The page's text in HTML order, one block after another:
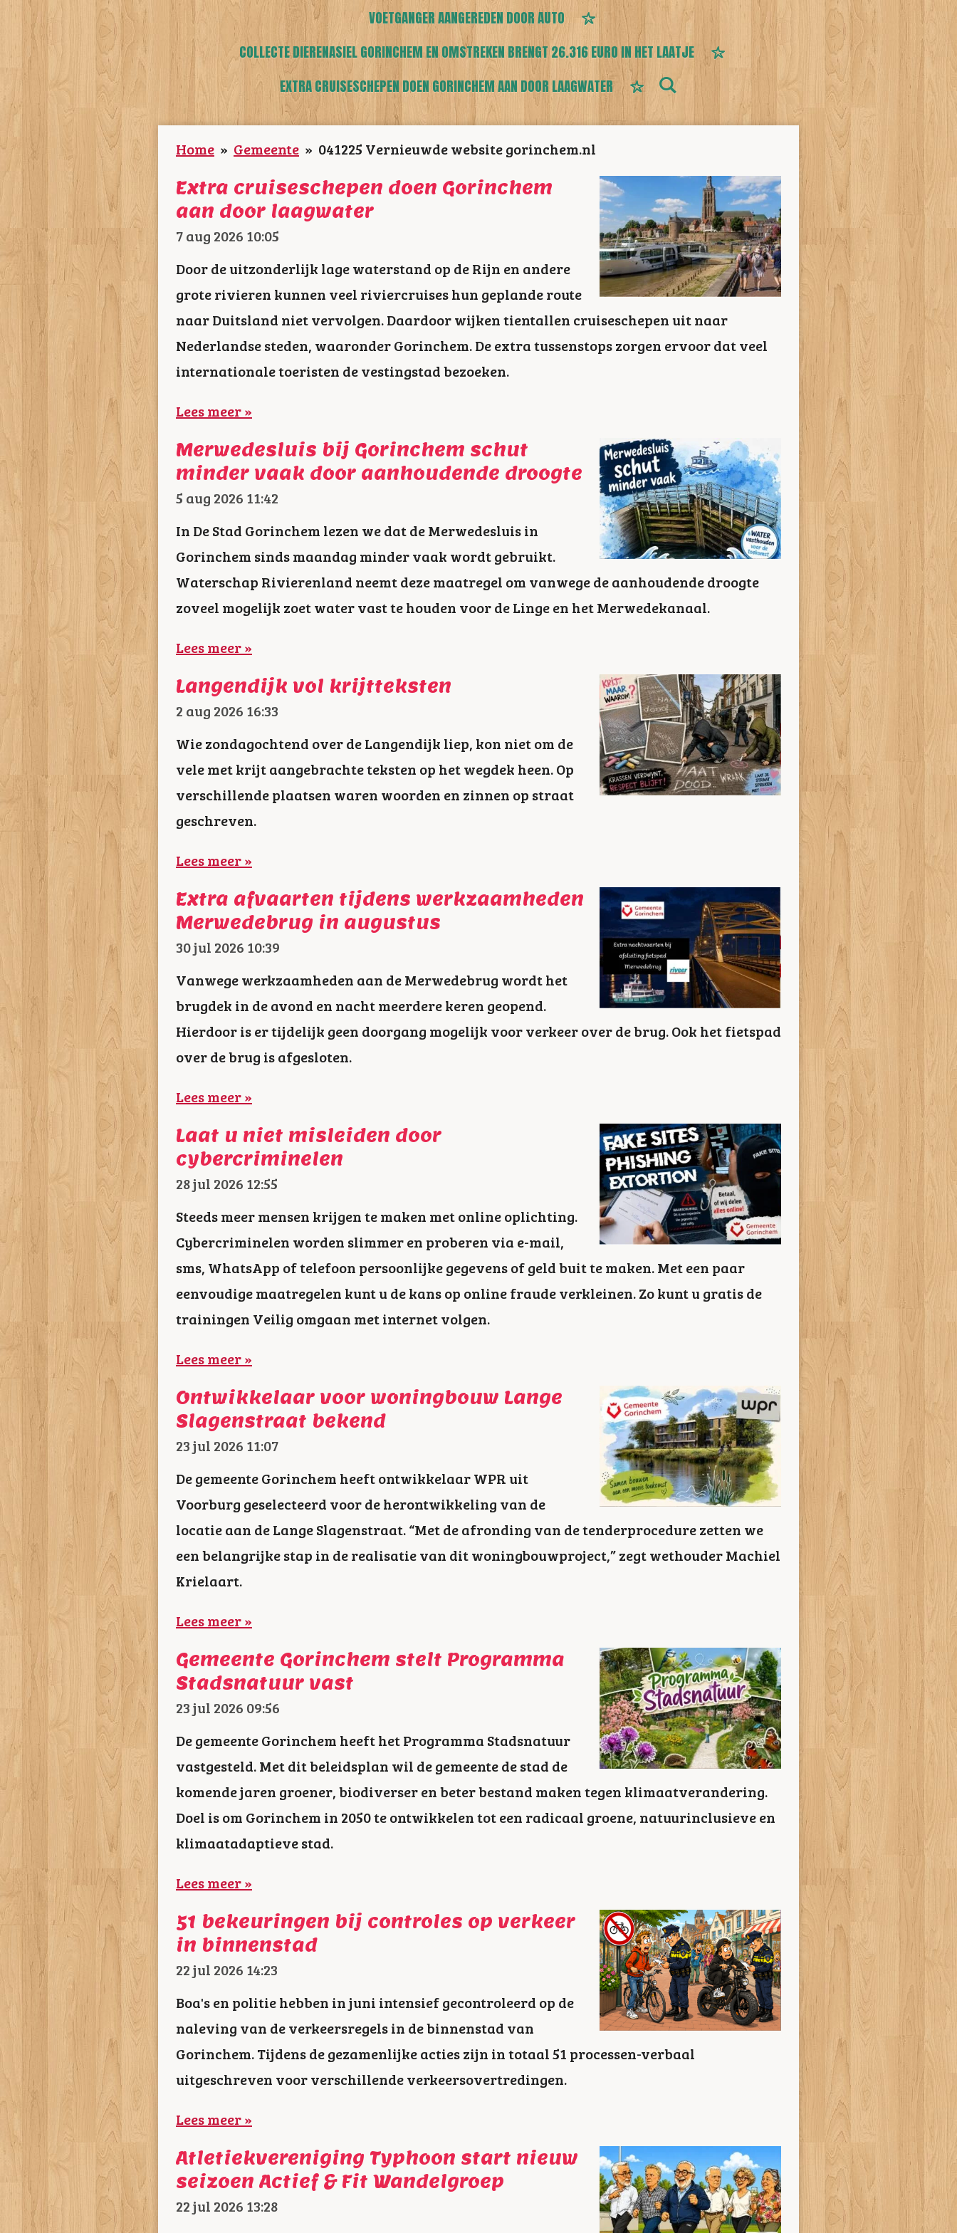
VOETGANGER AANGEREDEN DOOR AUTO
COLLECTE DIERENASIEL GORINCHEM EN OMSTREKEN BRENGT 26.316 EURO IN HET LAATJE
EXTRA CRUISESCHEPEN DOEN GORINCHEM AAN DOOR LAAGWATER
Home » Gemeente » 041225 Vernieuwde website gorinchem.nl
Extra cruiseschepen doen Gorinchem
aan door laagwater
7 aug 2026 10:05
Door de uitzonderlijk lage waterstand op de Rijn en andere
grote rivieren kunnen veel riviercruises hun geplande route
naar Duitsland niet vervolgen. Daardoor wijken tientallen cruiseschepen uit naar
Nederlandse steden, waaronder Gorinchem. De extra tussenstops zorgen ervoor dat veel
internationale toeristen de vestingstad bezoeken.
Lees meer »
Merwedesluis bij Gorinchem schut
minder vaak door aanhoudende droogte
5 aug 2026 11:42
In De Stad Gorinchem lezen we dat de Merwedesluis in
Gorinchem sinds maandag minder vaak wordt gebruikt.
Waterschap Rivierenland neemt deze maatregel om vanwege de aanhoudende droogte
zoveel mogelijk zoet water vast te houden voor de Linge en het Merwedekanaal.
Lees meer »
Langendijk vol krijtteksten
2 aug 2026 16:33
Wie zondagochtend over de Langendijk liep, kon niet om de
vele met krijt aangebrachte teksten op het wegdek heen. Op
verschillende plaatsen waren woorden en zinnen op straat
geschreven.
Lees meer »
Extra afvaarten tijdens werkzaamheden
Merwedebrug in augustus
30 jul 2026 10:39
Vanwege werkzaamheden aan de Merwedebrug wordt het
brugdek in de avond en nacht meerdere keren geopend.
Hierdoor is er tijdelijk geen doorgang mogelijk voor verkeer over de brug. Ook het fietspad
over de brug is afgesloten.
Lees meer »
Laat u niet misleiden door
cybercriminelen
28 jul 2026 12:55
Steeds meer mensen krijgen te maken met online oplichting.
Cybercriminelen worden slimmer en proberen via e-mail,
sms, WhatsApp of telefoon persoonlijke gegevens of geld buit te maken. Met een paar
eenvoudige maatregelen kunt u de kans op online fraude verkleinen. Zo kunt u gratis de
trainingen Veilig omgaan met internet volgen.
Lees meer »
Ontwikkelaar voor woningbouw Lange
Slagenstraat bekend
23 jul 2026 11:07
De gemeente Gorinchem heeft ontwikkelaar WPR uit
Voorburg geselecteerd voor de herontwikkeling van de
locatie aan de Lange Slagenstraat. “Met de afronding van de tenderprocedure zetten we
een belangrijke stap in de realisatie van dit woningbouwproject,” zegt wethouder Machiel
Krielaart.
Lees meer »
Gemeente Gorinchem stelt Programma
Stadsnatuur vast
23 jul 2026 09:56
De gemeente Gorinchem heeft het Programma Stadsnatuur
vastgesteld. Met dit beleidsplan wil de gemeente de stad de
komende jaren groener, biodiverser en beter bestand maken tegen klimaatverandering.
Doel is om Gorinchem in 2050 te ontwikkelen tot een radicaal groene, natuurinclusieve en
klimaatadaptieve stad.
Lees meer »
51 bekeuringen bij controles op verkeer
in binnenstad
22 jul 2026 14:23
Boa's en politie hebben in juni intensief gecontroleerd op de
naleving van de verkeersregels in de binnenstad van
Gorinchem. Tijdens de gezamenlijke acties zijn in totaal 51 processen-verbaal
uitgeschreven voor verschillende verkeersovertredingen.
Lees meer »
Atletiekvereniging Typhoon start nieuw
seizoen Actief & Fit Wandelgroep
22 jul 2026 13:28